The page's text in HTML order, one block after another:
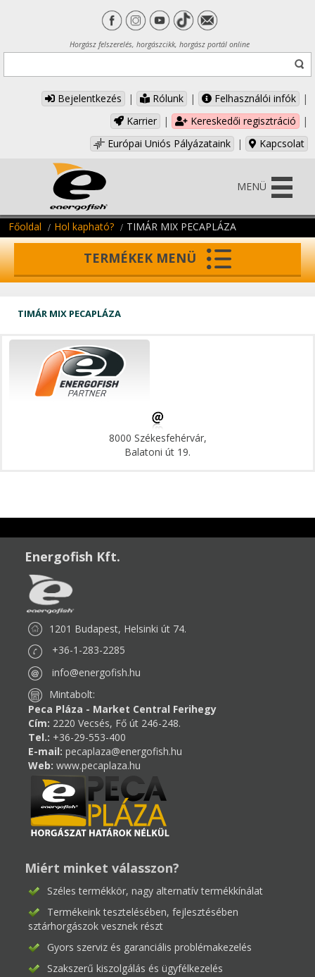
Horgász felszerelés, horgászcikk, horgász portál online
Bejelentkezés | Rólunk | Felhasználói infók
|
Karrier
| Kereskedői regisztráció
|
Európai Uniós Pályázataink
| Kapcsolat
MENÜ
Főoldal Hol kapható? TIMÁR MIX PECAPLÁZA
TERMÉKEK MENÜ
TIMÁR MIX PECAPLÁZA
8000 Székesfehérvár,
Balatoni út 19.
Energofish Kft.
1201 Budapest, Helsinki út 74.
+36-1-283-2285
info@energofish.hu
Mintabolt:
Peca Pláza - Market Central Ferihegy
Cím: 2220 Vecsés, Fő út 246-248.
Tel.: +36-29-553-400
E-mail: pecaplaza@energofish.hu
Web: www.pecaplaza.hu
Miért minket válasszon?
Széles termékkör, nagy alternatív termékkínálat
Termékeink tesztelésében, fejlesztésében
sztárhorgászok vesznek részt
Gyors szerviz és garanciális problémakezelés
Szakszerű kiszolgálás és ügyfélkezelés